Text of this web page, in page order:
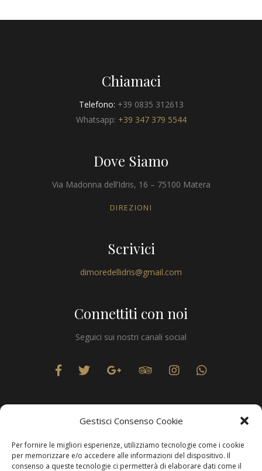
Gestisci Consenso Cookie
Per fornire le migliori esperienze, utilizziamo tecnologie come i cookie
per memorizzare e/o accedere alle informazioni del dispositivo. Il
consenso a queste tecnologie ci permetterà di elaborare dati come il
Chiamaci
Telefono: +39 0835 312613
Whatsapp: +39 347 379 5544
Dove Siamo
Via Madonna dell’Idris, 16 – 75100 Matera
DIREZIONI
Scrivici
dimoredellidris@gmail.com
Connettiti con noi
Seguici sui nostri canali social
Privacy